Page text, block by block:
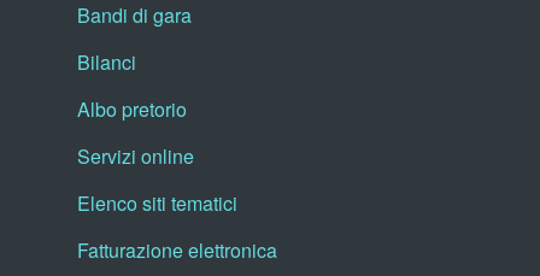
Bandi di gara
Bilanci
Albo pretorio
Servizi online
Elenco siti tematici
Fatturazione elettronica